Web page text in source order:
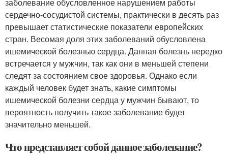
сердечно-сосудистой системы, практически в десять раз
превышает статистические показатели европейских
стран. Весомая доля этих заболеваний обусловлена
ишемической болезнью сердца. Данная болезнь нередко
встречается у мужчин, так как они в меньшей степени
следят за состоянием свое здоровья. Однако если
каждый человек будет знать, какие симптомы
ишемической болезни сердца у мужчин бывают, то
вероятность получить такое заболевание будет
значительно меньшей.
Что представляет собой данное заболевание?